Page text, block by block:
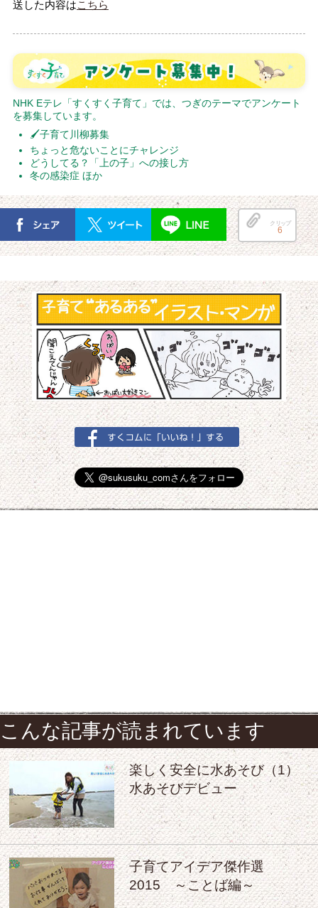
送した内容はこちら
NHK Eテレ「すくすく子育て」では、つぎのテーマでアンケート
を募集しています。
🖌子育て川柳募集
ちょっと危ないことにチャレンジ
どうしてる？「上の子」への接し方
冬の感染症 ほか
クリップ
6
こんな記事が読まれています
楽しく安全に水あそび（1）
水あそびデビュー
子育てアイデア傑作選
2015 ～ことば編～